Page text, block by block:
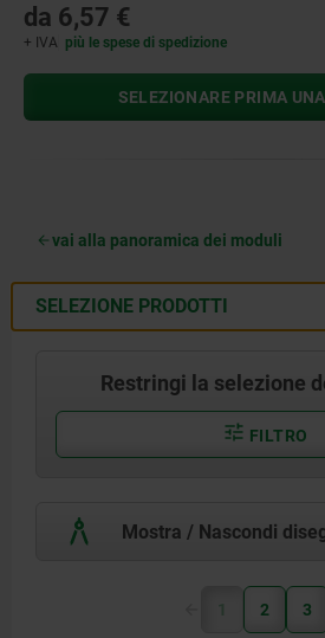
da 6,57 €
+ IVA più le spese di spedizione
SELEZIONARE PRIMA
vai alla panoramica dei moduli
SELEZIONE PRODOTTI
Restringi la selezione
FILTRO
Mostra / Nascondi
1 2 3